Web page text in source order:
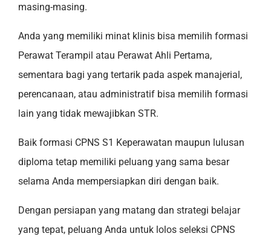
masing-masing.
Anda yang memiliki minat klinis bisa memilih formasi
Perawat Terampil atau Perawat Ahli Pertama,
sementara bagi yang tertarik pada aspek manajerial,
perencanaan, atau administratif bisa memilih formasi
lain yang tidak mewajibkan STR.
Baik formasi CPNS S1 Keperawatan maupun lulusan
diploma tetap memiliki peluang yang sama besar
selama Anda mempersiapkan diri dengan baik.
Dengan persiapan yang matang dan strategi belajar
yang tepat, peluang Anda untuk lolos seleksi CPNS